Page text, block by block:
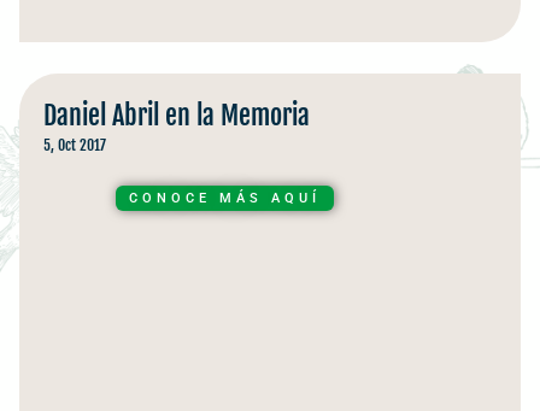
Daniel Abril en la Memoria
5, Oct 2017
CONOCE MÁS AQUÍ